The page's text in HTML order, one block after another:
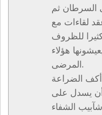
السرطان ثم
لقاءات مع
كثيرا للظروف
هؤلاء
المرضى.
أكف الضراعة
أن يسدل على